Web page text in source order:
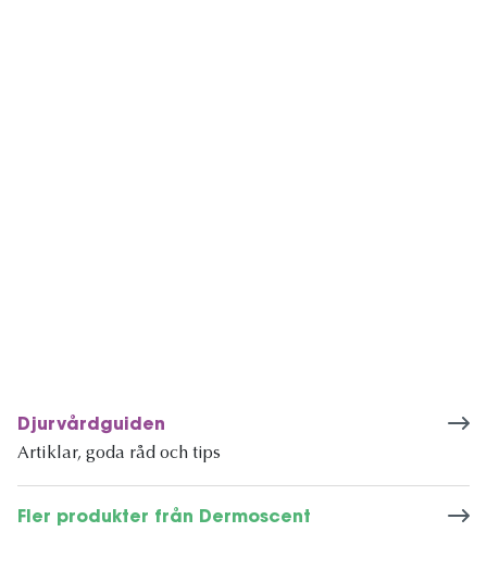
Djurvårdguiden
Artiklar, goda råd och tips
Fler produkter från Dermoscent